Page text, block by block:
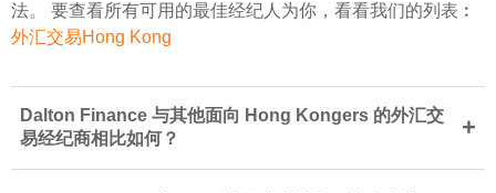
法。 要查看所有可用的最佳经纪人为你，看看我们的列表︰
外汇交易Hong Kong
Dalton Finance 与其他面向 Hong Kongers 的外汇交
易经纪商相比如何？
+